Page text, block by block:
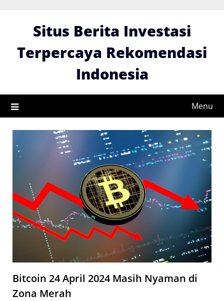
Situs Berita Investasi
Terpercaya Rekomendasi
Indonesia
Menu
Bitcoin 24 April 2024 Masih Nyaman di
Zona Merah